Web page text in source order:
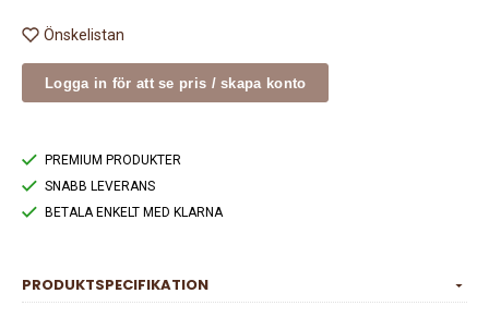
Önskelistan
Logga in för att se pris / skapa konto
PREMIUM PRODUKTER
SNABB LEVERANS
BETALA ENKELT MED KLARNA
PRODUKTSPECIFIKATION